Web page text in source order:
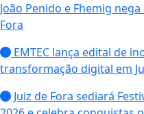
João Penido e Fhemig
Fora
EMTEC lança edital de
transformação digital em
Juiz de Fora sediará